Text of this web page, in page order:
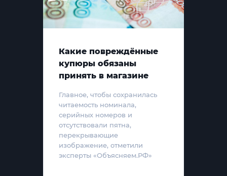
Какие повреждённые
купюры обязаны
принять в магазине
Главное, чтобы сохранилась
читаемость номинала,
серийных номеров и
отсутствовали пятна,
перекрывающие
изображение, отметили
эксперты «Объясняем.РФ»